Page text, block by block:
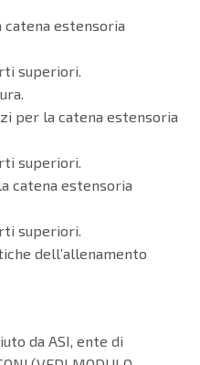
estensoria
superiori.
per la catena estensoria
superiori.
catena estensoria
superiori.
dell’allenamento
da ASI, ente di